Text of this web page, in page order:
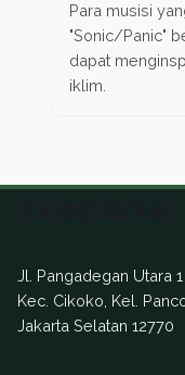
Para musisi
"Sonic/Panic"
dapat
iklim.
Jl. Pangadegan Utara 1
Kec. Cikoko, Kel.
Jakarta Selatan 12770